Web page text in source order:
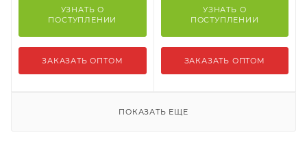
УЗНАТЬ О
ПОСТУПЛЕНИИ
ЗАКАЗАТЬ ОПТОМ
УЗНАТЬ О
ПОСТУПЛЕНИИ
ЗАКАЗАТЬ ОПТОМ
ПОКАЗАТЬ ЕЩЕ